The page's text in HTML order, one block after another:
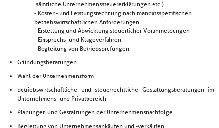
sämtliche Unternehmenssteuererklärungen etc.)
- Kosten- und Leistungsrechnung nach mandatsspezifischen
betriebswirtschaftlichen Anforderungen
- Erstellung und Abwicklung steuerlicher Voranmeldungen
- Einspruchs- und Klageverfahren
- Begleitung von Betriebsprüfungen
Gründungsberatungen
Wahl der Unternehmensform
betriebswirtschaftliche und steuerrechtliche Gestaltungsberatungen im
Unternehmens- und Privatbereich
Planungen und Gestaltungen der Unternehmensnachfolge
Begleitung von Unternehmensankäufen und -verkäufen